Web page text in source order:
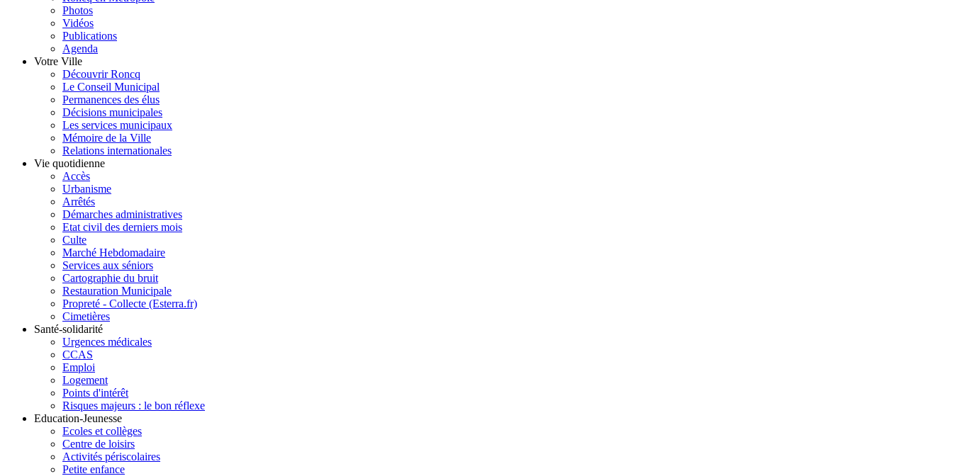
Photos
Vidéos
Publications
Agenda
Votre Ville
Découvrir Roncq
Le Conseil Municipal
Permanences des élus
Décisions municipales
Les services municipaux
Mémoire de la Ville
Relations internationales
Vie quotidienne
Accès
Urbanisme
Arrêtés
Démarches administratives
Etat civil des derniers mois
Culte
Marché Hebdomadaire
Services aux séniors
Cartographie du bruit
Restauration Municipale
Propreté - Collecte (Esterra.fr)
Cimetières
Santé-solidarité
Urgences médicales
CCAS
Emploi
Logement
Points d'intérêt
Risques majeurs : le bon réflexe
Education-Jeunesse
Ecoles et collèges
Centre de loisirs
Activités périscolaires
Petite enfance